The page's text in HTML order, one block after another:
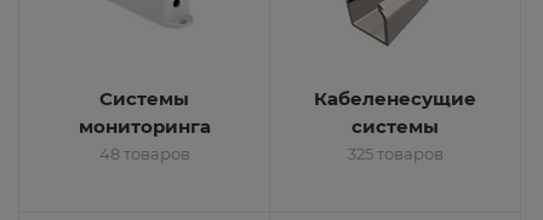
Системы
мониторинга
48 товаров
Кабеленесущие
системы
325 товаров